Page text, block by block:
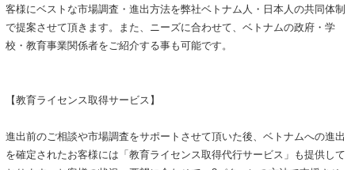
客様にベストな市場調査・進出方法を弊社ベトナム人・日本人の共同体制
で提案させて頂きます。また、ニーズに合わせて、ベトナムの政府・学
校・教育事業関係者をご紹介する事も可能です。
【教育ライセンス取得サービス】
進出前のご相談や市場調査をサポートさせて頂いた後、ベトナムへの進出
を確定されたお客様には「教育ライセンス取得代行サービス」も提供して